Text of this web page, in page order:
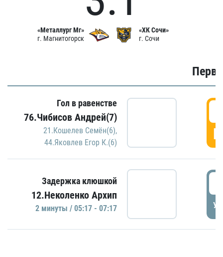
«Металлург Мг»
г. Магнитогорск
«ХК Сочи»
г. Сочи
Гол в равенстве
76.Чибисов Андрей(7)
21.Кошелев Семён(6),
44.Яковлев Егор К.(6)
Задержка клюшкой
12.Неколенко Архип
2 минуты / 05:17 - 07:17